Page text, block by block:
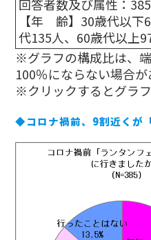
回答者数及び属性：
【年 齢】30歳代以下
代135人、60歳代以上
※グラフの構成比は、
100％にならない場合が
※クリックするとグラフ
◆コロナ禍前、9割近くが